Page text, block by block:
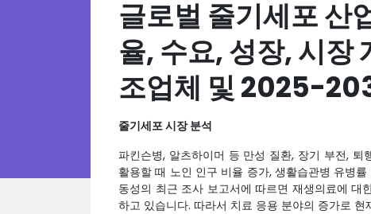
글로벌 줄기세포 산
율, 수요, 성장, 시장
조업체 및 2025-
줄기세포 시장 분석
파킨슨병, 알츠하이머 등 만성 질환, 장기 부전,
활용할 때 노인 인구 비율 증가, 생활습관병 유병
동성의 최근 조사 보고서에 따르면 재생의료에 대
하고 있습니다. 따라서 치료 응용 분야의 증가로